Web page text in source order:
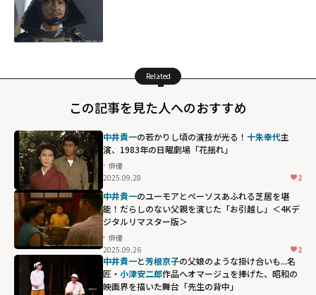
Related
この記事を見た人へのおすすめ
中井貴一の若かりし頃の演技が光る！ 十朱幸代主
演、1983年の日曜劇場「花揺れ」
俳優
2025.09.28
2
中井貴一のユーモアとペーソスあふれる芝居を堪
能！だらしのない父親を演じた「お引越し」＜4Kデ
ジタルリマスター版＞
俳優
2025.09.26
2
中井貴一と芳根京子の父娘のような掛け合いも...名
匠・ 小津安二郎作品へオマージュを捧げた、昭和の
映画界を描いた舞台「先生の背中」